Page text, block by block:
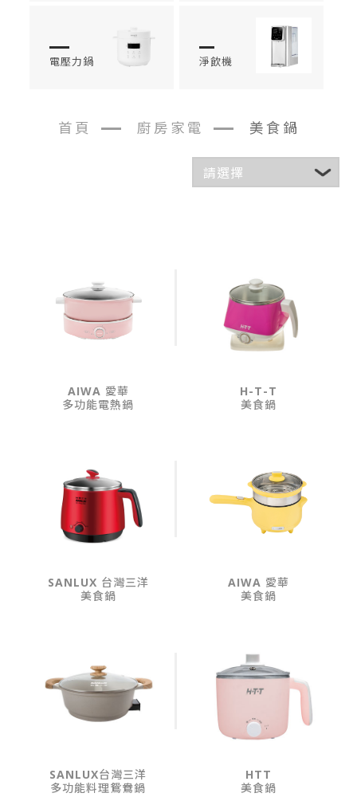
電壓力鍋 淨飲機
首頁 廚房家電 美食鍋
AIWA 愛華
多功能電熱鍋
H-T-T
美食鍋
SANLUX 台灣三洋
美食鍋
AIWA 愛華
美食鍋
SANLUX台灣三洋
多功能料理鴛鴦鍋
HTT
美食鍋